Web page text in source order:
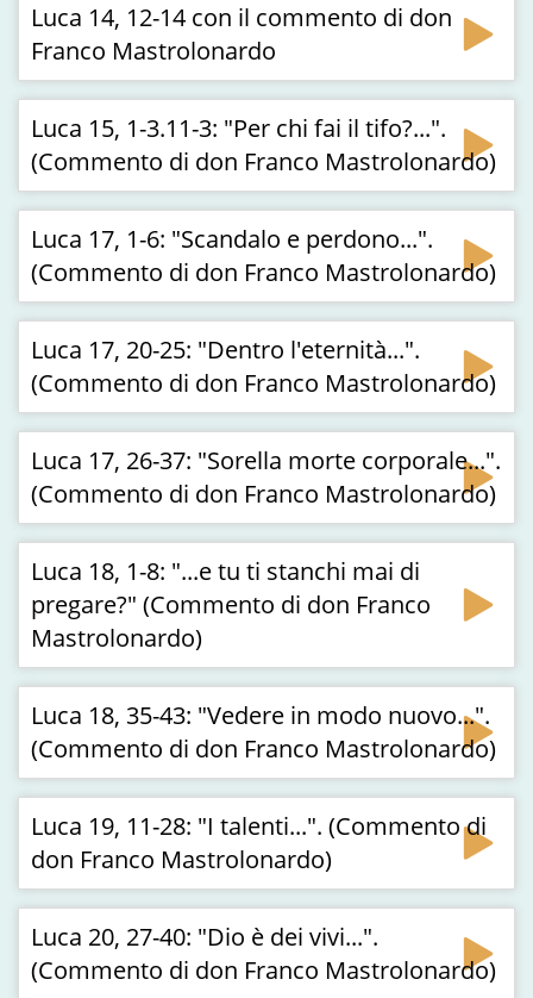
Luca 14, 12-14 con il commento di don
Franco Mastrolonardo
Luca 15, 1-3.11-3: "Per chi fai il tifo?...".
(Commento di don Franco Mastrolonardo)
Luca 17, 1-6: "Scandalo e perdono...".
(Commento di don Franco Mastrolonardo)
Luca 17, 20-25: "Dentro l'eternità...".
(Commento di don Franco Mastrolonardo)
Luca 17, 26-37: "Sorella morte corporale...".
(Commento di don Franco Mastrolonardo)
Luca 18, 1-8: "...e tu ti stanchi mai di
pregare?" (Commento di don Franco
Mastrolonardo)
Luca 18, 35-43: "Vedere in modo nuovo...".
(Commento di don Franco Mastrolonardo)
Luca 19, 11-28: "I talenti...". (Commento di
don Franco Mastrolonardo)
Luca 20, 27-40: "Dio è dei vivi...".
(Commento di don Franco Mastrolonardo)